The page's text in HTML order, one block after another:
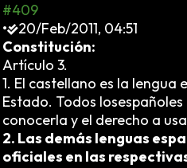
#409
•
20/Feb/2011, 04:51
Constitución:
Artículo 3.
1. El castellano es la lengua
Estado. Todos
conocerla y el derecho a
2. Las demás lenguas
oficiales en las